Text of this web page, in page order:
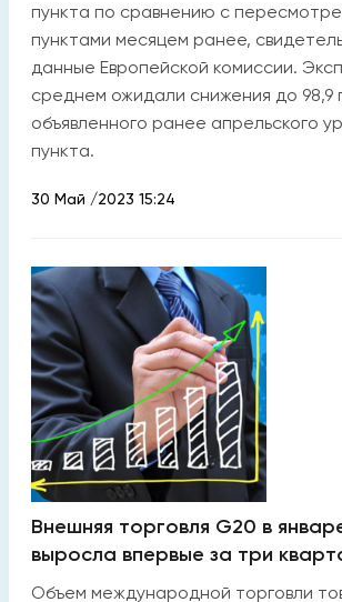
пункта по сравнению с
пунктами месяцем ранее,
данные Европейской комиссии.
среднем ожидали снижения до 98,9
объявленного ранее апрельского
пункта.
30 Май /2023 15:24
Внешняя торговля G20 в
выросла впервые за три
Объем международной торговли